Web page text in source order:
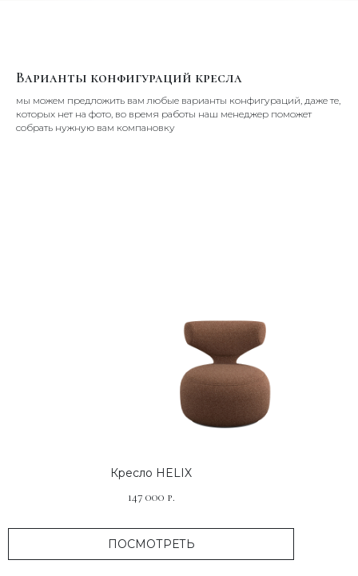
Варианты конфигураций кресла
мы можем предложить вам любые варианты конфигураций, даже те,
которых нет на фото, во время работы наш менеджер поможет
собрать нужную вам компановку
Кресло HELIX
147 000 р.
ПОСМОТРЕТЬ